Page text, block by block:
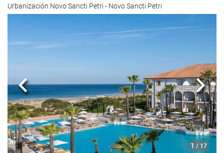
Urbanización Novo Sancti Petri - Novo Sancti Petri
1 / 17
Anterior